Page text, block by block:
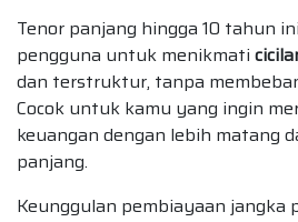
Tenor panjang hingga 10 tahun
pengguna untuk menikmati
dan terstruktur, tanpa
Cocok untuk kamu yang ingin
keuangan dengan lebih matang
panjang.
Keunggulan pembiayaan jangka